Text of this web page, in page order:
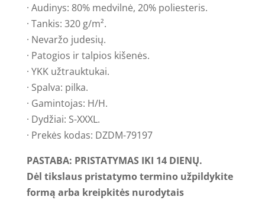
· Audinys: 80% medvilnė, 20% poliesteris.
· Tankis: 320 g/m².
· Nevaržo judesių.
· Patogios ir talpios kišenės.
· YKK užtrauktukai.
· Spalva: pilka.
· Gamintojas: H/H.
· Dydžiai: S-XXXL.
· Prekės kodas: DZDM-79197
PASTABA: PRISTATYMAS IKI 14 DIENŲ.
Dėl tikslaus pristatymo termino užpildykite
formą arba kreipkitės nurodytais